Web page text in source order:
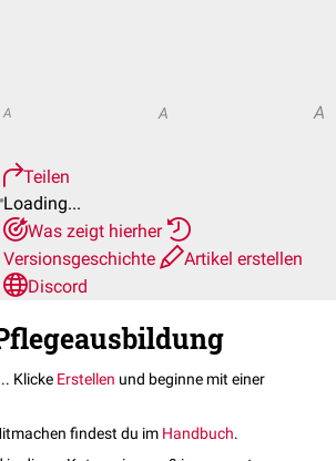
A A A
Teilen
Loading...
Was zeigt hierher
Versionsgeschichte
Artikel erstellen
Discord
Klicke Erstellen und beginne mit einer
findest du im Handbuch.